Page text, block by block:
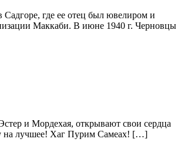
где ее отец был ювелиром и
Маккаби. В июне 1940 г. Черновцы
и Мордехая, открывают свои сердца
на лучшее! Хаг Пурим Самеах! […]